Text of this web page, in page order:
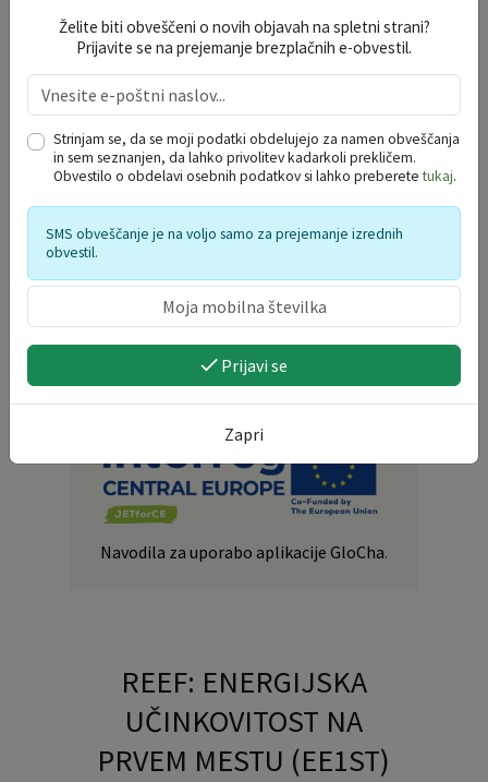
Navodila za uporabo aplikacije GloCha.
REEF: ENERGIJSKA
UČINKOVITOST NA
PRVEM MESTU (EE1ST)
Želite biti obveščeni o novih objavah na spletni strani?
Prijavite se na prejemanje brezplačnih e-obvestil.
Strinjam se, da se moji podatki obdelujejo za namen obveščanja
in sem seznanjen, da lahko privolitev kadarkoli prekličem.
Obvestilo o obdelavi osebnih podatkov si lahko preberetetukaj.
SMS obveščanje je na voljo samo za prejemanje izrednih
obvestil.
Prijavi se
Zapri